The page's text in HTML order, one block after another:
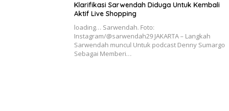
Klarifikasi Sarwendah Diduga Untuk Kembali
Aktif Live Shopping
loading… Sarwendah. Foto:
Instagram/@sarwendah29 JAKARTA – Langkah
Sarwendah muncul Untuk podcast Denny Sumargo
Sebagai Memberi…